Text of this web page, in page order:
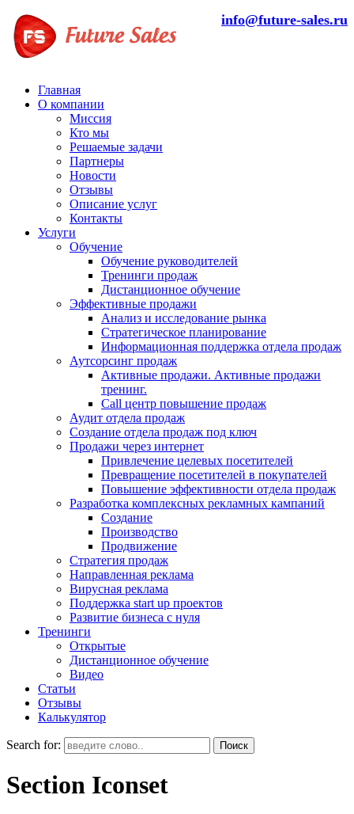
info@future-sales.ru
Главная
О компании
Миссия
Кто мы
Решаемые задачи
Партнеры
Новости
Отзывы
Описание услуг
Контакты
Услуги
Обучение
Обучение руководителей
Тренинги продаж
Дистанционное обучение
Эффективные продажи
Анализ и исследование рынка
Стратегическое планирование
Информационная поддержка отдела продаж
Аутсорсинг продаж
Активные продажи. Активные продажи
тренинг.
Call центр повышение продаж
Аудит отдела продаж
Создание отдела продаж под ключ
Продажи через интернет
Привлечение целевых посетителей
Превращение посетителей в покупателей
Повышение эффективности отдела продаж
Разработка комплексных рекламных кампаний
Создание
Производство
Продвижение
Стратегия продаж
Направленная реклама
Вирусная реклама
Поддержка start up проектов
Развитие бизнеса с нуля
Тренинги
Открытые
Дистанционное обучение
Видео
Статьи
Отзывы
Калькулятор
Search for:
Section Iconset